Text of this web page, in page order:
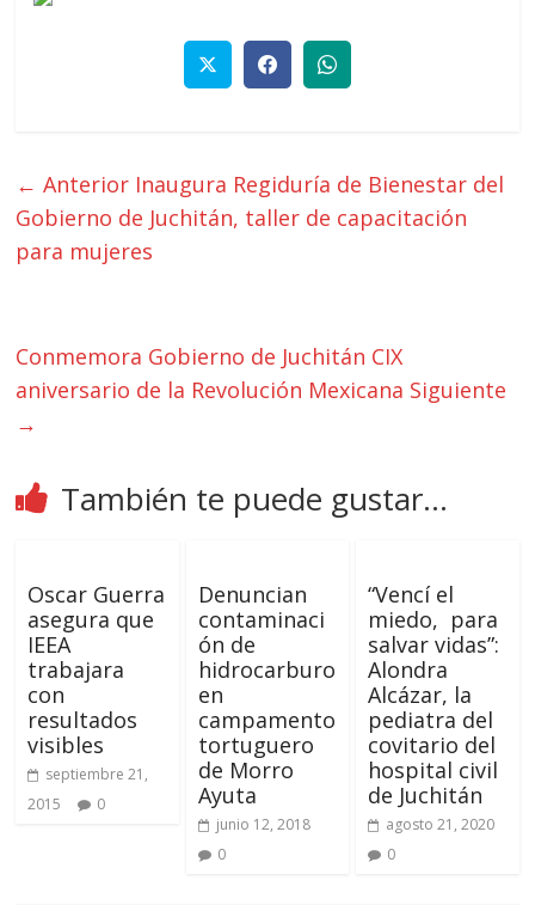
← Anterior Inaugura Regiduría de Bienestar del
Gobierno de Juchitán, taller de capacitación
para mujeres
Conmemora Gobierno de Juchitán CIX
aniversario de la Revolución Mexicana Siguiente
→
También te puede gustar...
Oscar Guerra
asegura que
IEEA
trabajara
con
resultados
visibles
septiembre 21,
2015
0
Denuncian
contaminaci
ón de
hidrocarburo
en
campamento
tortuguero
de Morro
Ayuta
junio 12, 2018
0
“Vencí el
miedo, para
salvar vidas”:
Alondra
Alcázar, la
pediatra del
covitario del
hospital civil
de Juchitán
agosto 21, 2020
0